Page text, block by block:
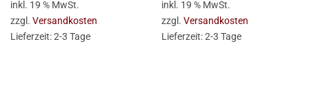
inkl. 19 % MwSt.
zzgl. Versandkosten
Lieferzeit:2-3 Tage
inkl. 19 % MwSt.
zzgl. Versandkosten
Lieferzeit:2-3 Tage